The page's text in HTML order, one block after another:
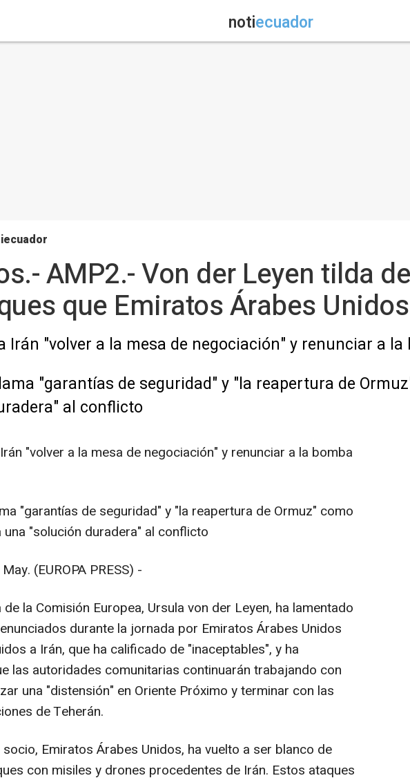
notiecuador
AMP2.- Von der Leyen tilda
que Emiratos Árabes
Irán "volver a la mesa de negociación" y renunciar a
"garantías de seguridad" y "la reapertura de
al conflicto
"volver a la mesa de negociación" y renunciar a la bomba
"garantías de seguridad" y "la reapertura de Ormuz" como
una "solución duradera" al conflicto
(EUROPA PRESS) -
la Comisión Europea, Ursula von der Leyen, ha lamentado
durante la jornada por Emiratos Árabes Unidos
a Irán, que ha calificado de "inaceptables", y ha
las autoridades comunitarias continuarán trabajando con
una "distensión" en Oriente Próximo y terminar con las
de Teherán.
Emiratos Árabes Unidos, ha vuelto a ser blanco de
con misiles y drones procedentes de Irán. Estos ataques